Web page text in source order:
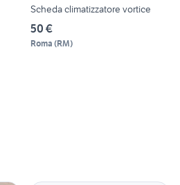
Scheda climatizzatore vortice
50 €
Roma (RM)